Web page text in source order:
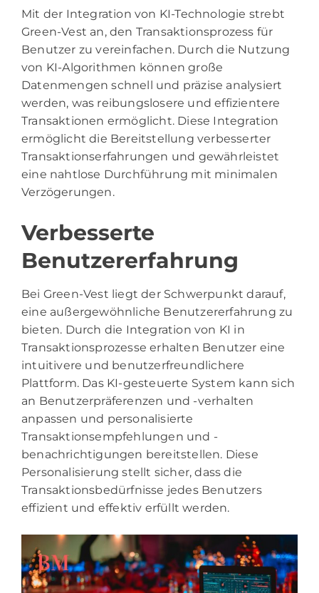
Mit der Integration von KI-Technologie strebt
Green-Vest an, den Transaktionsprozess für
Benutzer zu vereinfachen. Durch die Nutzung
von KI-Algorithmen können große
Datenmengen schnell und präzise analysiert
werden, was reibungslosere und effizientere
Transaktionen ermöglicht. Diese Integration
ermöglicht die Bereitstellung verbesserter
Transaktionserfahrungen und gewährleistet
eine nahtlose Durchführung mit minimalen
Verzögerungen.
Verbesserte
Benutzererfahrung
Bei Green-Vest liegt der Schwerpunkt darauf,
eine außergewöhnliche Benutzererfahrung zu
bieten. Durch die Integration von KI in
Transaktionsprozesse erhalten Benutzer eine
intuitivere und benutzerfreundlichere
Plattform. Das KI-gesteuerte System kann sich
an Benutzerpräferenzen und -verhalten
anpassen und personalisierte
Transaktionsempfehlungen und -
benachrichtigungen bereitstellen. Diese
Personalisierung stellt sicher, dass die
Transaktionsbedürfnisse jedes Benutzers
effizient und effektiv erfüllt werden.